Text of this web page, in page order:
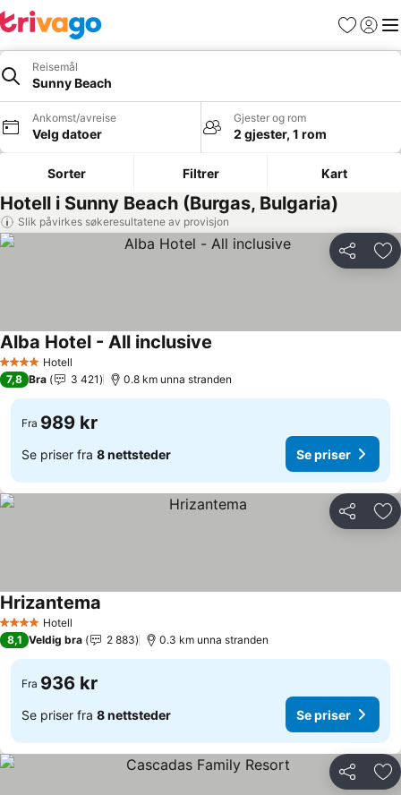
Favoritter
Logg
Reisemål
Sunny Beach
Ankomst/avreise
Velg datoer
Gjester og rom
2 gjester, 1 rom
Sorter Filtrer Kart
Hotell i Sunny Beach (Burgas, Bulgaria)
Slik påvirkes søkeresultatene av provisjon
Del
4 StjernerHotell
Alba Hotel - All inclusive
7,8 Bra 3 421 0.8 km unna stranden
Fra 989 kr
Se priser fra 8 nettsteder Se priser
Del
4 StjernerHotell
Hrizantema
8,1 Veldig bra 2 883 0.3 km unna stranden
Fra 936 kr
Se priser fra 8 nettsteder Se priser
Del